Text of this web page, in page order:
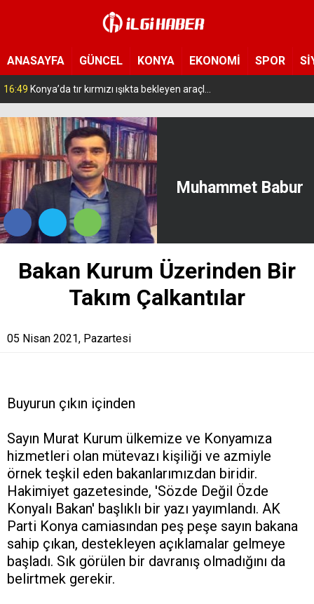
ANASAYFA GÜNCEL KONYA EKONOMİ SPOR
16:49 Konya’da tır kırmızı ışıkta bekleyen araçlara çarptı: 1 ölü, 9 yaralı
Muhammet Babur
​Bakan Kurum Üzerinden Bir
Takım Çalkantılar
05 Nisan 2021, Pazartesi
Buyurun çıkın içinden
Sayın Murat Kurum ülkemize ve Konyamıza
hizmetleri olan mütevazı kişiliği ve azmiyle
örnek teşkil eden bakanlarımızdan biridir.
Hakimiyet gazetesinde, 'Sözde Değil Özde
Konyalı Bakan' başlıklı bir yazı yayımlandı. AK
Parti Konya camiasından peş peşe sayın bakana
sahip çıkan, destekleyen açıklamalar gelmeye
başladı. Sık görülen bir davranış olmadığını da
belirtmek gerekir.